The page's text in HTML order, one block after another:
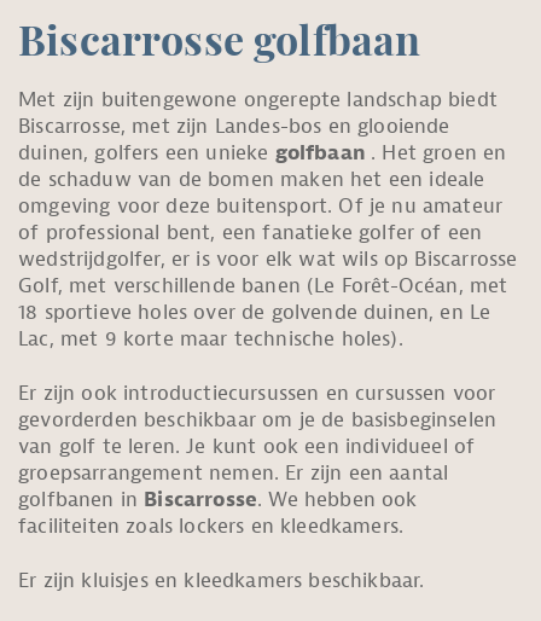
Biscarrosse golfbaan
Met zijn buitengewone ongerepte landschap biedt
Biscarrosse, met zijn Landes-bos en glooiende
duinen, golfers een unieke golfbaan . Het groen en
de schaduw van de bomen maken het een ideale
omgeving voor deze buitensport. Of je nu amateur
of professional bent, een fanatieke golfer of een
wedstrijdgolfer, er is voor elk wat wils op Biscarrosse
Golf, met verschillende banen (Le Forêt-Océan, met
18 sportieve holes over de golvende duinen, en Le
Lac, met 9 korte maar technische holes).
Er zijn ook introductiecursussen en cursussen voor
gevorderden beschikbaar om je de basisbeginselen
van golf te leren. Je kunt ook een individueel of
groepsarrangement nemen. Er zijn een aantal
golfbanen in Biscarrosse. We hebben ook
faciliteiten zoals lockers en kleedkamers.
Er zijn kluisjes en kleedkamers beschikbaar.